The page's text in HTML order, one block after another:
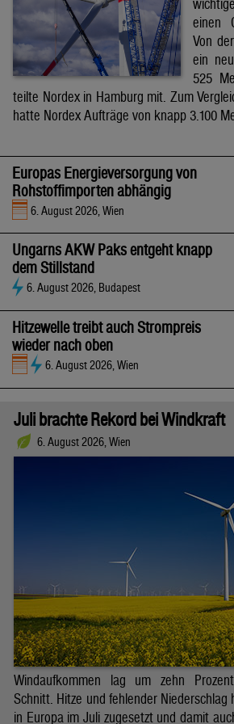
einen
Von
ein
525
teilte Nordex in Hamburg mit. Zum
hatte Nordex Aufträge von knapp 3.100
Europas Energieversorgung von
Rohstoffimporten abhängig
6. August 2026, Wien
Ungarns AKW Paks entgeht knapp
dem Stillstand
6. August 2026, Budapest
Hitzewelle treibt auch Strompreis
wieder nach oben
6. August 2026, Wien
Juli brachte Rekord bei Windkraft
6. August 2026, Wien
Windaufkommen lag um zehn
Schnitt. Hitze und fehlender Niederschlag
in Europa im Juli zugesetzt und damit